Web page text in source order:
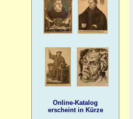
Online-Katalog
erscheint in Kürze